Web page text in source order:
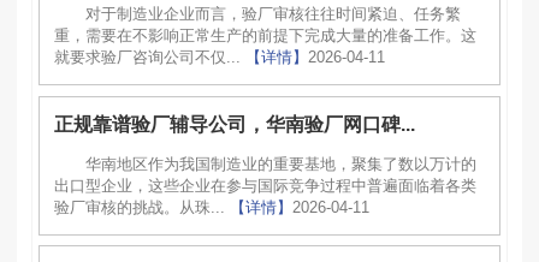
对于制造业企业而言，验厂审核往往时间紧迫、任务繁
重，需要在不影响正常生产的前提下完成大量的准备工作。这
就要求验厂咨询公司不仅...
【详情】 2026-04-11
正规靠谱验厂辅导公司，华南验厂网口碑...
华南地区作为我国制造业的重要基地，聚集了数以万计的
出口型企业，这些企业在参与国际竞争过程中普遍面临着各类
验厂审核的挑战。从珠...
【详情】 2026-04-11